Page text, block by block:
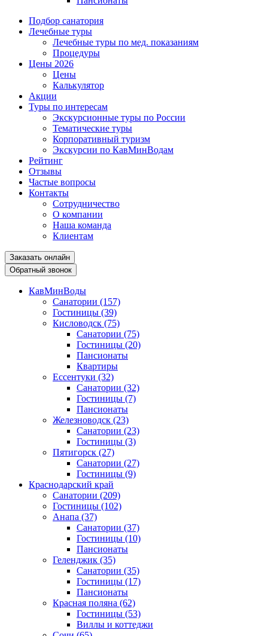
Подбор санатория
Лечебные туры
Лечебные туры по мед. показаниям
Процедуры
Цены 2026
Цены
Калькулятор
Акции
Туры по интересам
Экскурсионные туры по России
Тематические туры
Корпоративный туризм
Экскурсии по КавМинВодам
Рейтинг
Отзывы
Частые вопросы
Контакты
Сотрудничество
О компании
Наша команда
Клиентам
Заказать онлайн
Обратный звонок
КавМинВоды
Санатории (157)
Гостиницы (39)
Кисловодск (75)
Санатории (75)
Гостиницы (20)
Пансионаты
Квартиры
Ессентуки (32)
Санатории (32)
Гостиницы (7)
Пансионаты
Железноводск (23)
Санатории (23)
Гостиницы (3)
Пятигорск (27)
Санатории (27)
Гостиницы (9)
Краснодарский край
Санатории (209)
Гостиницы (102)
Анапа (37)
Санатории (37)
Гостиницы (10)
Пансионаты
Геленджик (35)
Санатории (35)
Гостиницы (17)
Пансионаты
Красная поляна (62)
Гостиницы (53)
Виллы и коттеджи